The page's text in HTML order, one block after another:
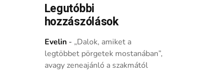
Legutóbbi
hozzászólások
Evelin- „Dalok, amiket a
legtöbbet pörgetek mostanában”,
avagy zeneajánló a szakmától